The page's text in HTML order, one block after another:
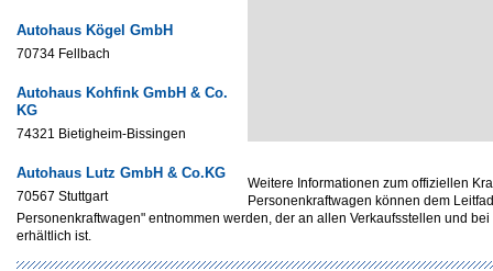
Autohaus Kögel GmbH
70734 Fellbach
Autohaus Kohfink GmbH & Co.
KG
74321 Bietigheim-Bissingen
Autohaus Lutz GmbH & Co.KG
70567 Stuttgart
Weitere Informationen zum offiziellen
Personenkraftwagen können dem
Personenkraftwagen" entnommen werden, der an allen Verkaufsstellen und
erhältlich ist.